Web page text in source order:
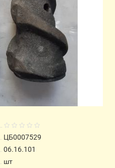
ЦБ0007529
06.16.101
шт